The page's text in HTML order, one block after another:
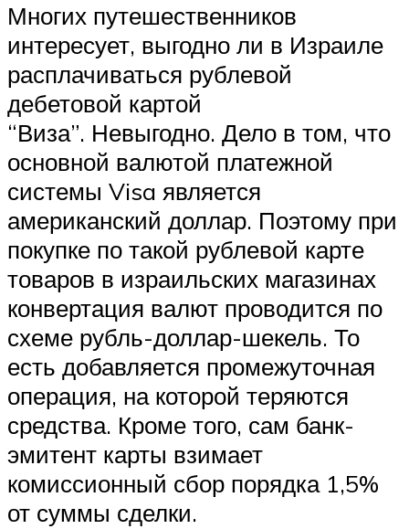
Многих путешественников
интересует, выгодно ли в Израиле
расплачиваться рублевой
дебетовой картой
“Виза”. Невыгодно. Дело в том, что
основной валютой платежной
системы Visa является
американский доллар. Поэтому при
покупке по такой рублевой карте
товаров в израильских магазинах
конвертация валют проводится по
схеме рубль-доллар-шекель. То
есть добавляется промежуточная
операция, на которой теряются
средства. Кроме того, сам банк-
эмитент карты взимает
комиссионный сбор порядка 1,5%
от суммы сделки.